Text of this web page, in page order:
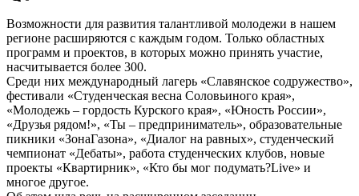
Возможности для развития талантливой молодежи в нашем
регионе расширяются с каждым годом. Только областных
программ и проектов, в которых можно принять участие,
насчитывается более 300.
Среди них международный лагерь «Славянское содружество»,
фестивали «Студенческая весна Соловьиного края»,
«Молодежь – гордость Курского края», «Юность России»,
«Друзья рядом!», «Ты – предприниматель», образовательные
пикники «ЗонаГазона», «Диалог на равных», студенческий
чемпионат «Дебаты», работа студенческих клубов, новые
проекты «Квартирник», «Кто бы мог подумать?Live» и
многое другое.